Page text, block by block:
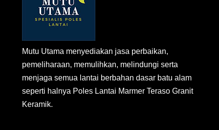
Mutu Utama menyediakan jasa perbaikan,
pemeliharaan, memulihkan, melindungi serta
menjaga semua lantai berbahan dasar batu alam
seperti halnya Poles Lantai Marmer Teraso Granit
Keramik.